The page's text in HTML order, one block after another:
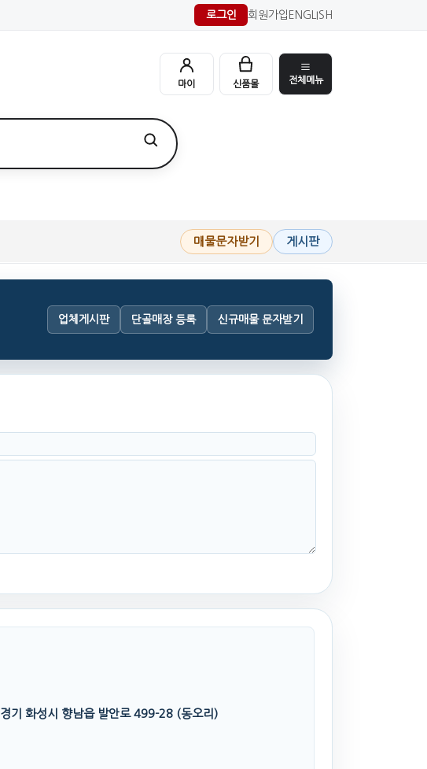
로그인 회원가입 ENGLISH
마이 신품몰 전체메뉴
매물문자받기 게시판
업체게시판 단골매장 등록 신규매물 문자받기
경기 화성시 향남읍 발안로 499-28 (동오리)